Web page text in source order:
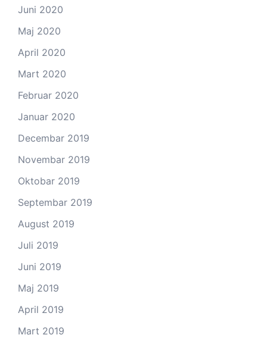
Juni 2020
Maj 2020
April 2020
Mart 2020
Februar 2020
Januar 2020
Decembar 2019
Novembar 2019
Oktobar 2019
Septembar 2019
August 2019
Juli 2019
Juni 2019
Maj 2019
April 2019
Mart 2019